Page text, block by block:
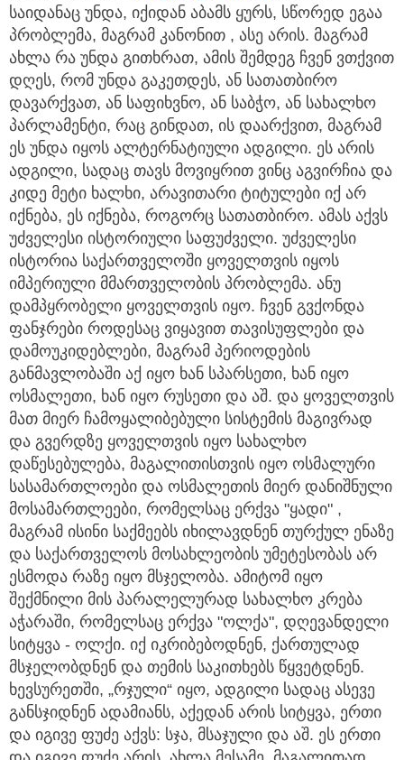
საიდანაც უნდა, იქიდან აბამს ყურს, სწორედ ეგაა
პრობლემა, მაგრამ კანონით , ასე არის. მაგრამ
ახლა რა უნდა გითხრათ, ამის შემდეგ ჩვენ ვთქვით
დღეს, რომ უნდა გაკეთდეს, ან სათათბირო
დავარქვათ, ან საფიხვნო, ან საბჭო, ან სახალხო
პარლამენტი, რაც გინდათ, ის დაარქვით, მაგრამ
ეს უნდა იყოს ალტერნატიული ადგილი. ეს არის
ადგილი, სადაც თავს მოვიყრით ვინც აგვირჩია და
კიდე მეტი ხალხი, არავითარი ტიტულები იქ არ
იქნება, ეს იქნება, როგორც სათათბირო. ამას აქვს
უძველესი ისტორიული საფუძველი. უძველესი
ისტორია საქართველოში ყოველთვის იყოს
იმპერიული მმართველობის პრობლემა. ანუ
დამპყრობელი ყოველთვის იყო. ჩვენ გვქონდა
ფანჯრები როდესაც ვიყავით თავისუფლები და
დამოუკიდებლები, მაგრამ პერიოდების
განმავლობაში აქ იყო ხან სპარსეთი, ხან იყო
ოსმალეთი, ხან იყო რუსეთი და აშ. და ყოველთვის
მათ მიერ ჩამოყალიბებული სისტემის მაგივრად
და გვერდზე ყოველთვის იყო სახალხო
დაწესებულება, მაგალითისთვის იყო ოსმალური
სასამართლოები და ოსმალეთის მიერ დანიშნული
მოსამართლეები, რომელსაც ერქვა "ყადი" ,
მაგრამ ისინი საქმეებს იხილავდნენ თურქულ ენაზე
და საქართველოს მოსახლეობის უმეტესობას არ
ესმოდა რაზე იყო მსჯელობა. ამიტომ იყო
შექმნილი მის პარალელურად სახალხო კრება
აჭარაში, რომელსაც ერქვა "ოლქა", დღევანდელი
სიტყვა - ოლქი. იქ იკრიბებოდნენ, ქართულად
მსჯელობდნენ და თემის საკითხებს წყვეტდნენ.
ხევსურეთში, „რჯული“ იყო, ადგილი სადაც ასევე
განსჯიდნენ ადამიანს, აქედან არის სიტყვა, ერთი
და იგივე ფუძე აქვს: სჯა, მსაჯული და აშ. ეს ერთი